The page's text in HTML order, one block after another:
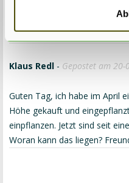
Ursachen. Haben Sie in der
sein könnte?
Klaus Redl - Gepostet am 20-
Guten Tag, ich habe im April
Höhe gekauft und
einpflanzen. Jetzt sind seit
Woran kann das liegen?